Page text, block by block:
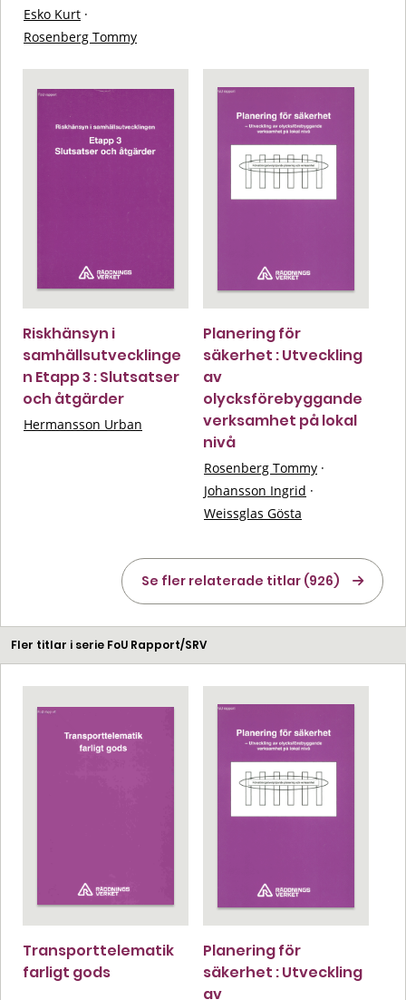
Esko Kurt ·
Rosenberg Tommy
Riskhänsyn i
samhällsutvecklinge
n Etapp 3 : Slutsatser
och åtgärder
Hermansson Urban
Planering för
säkerhet : Utveckling
av
olycksförebyggande
verksamhet på lokal
nivå
Rosenberg Tommy ·
Johansson Ingrid ·
Weissglas Gösta
Se fler relaterade titlar (926)
Fler titlar i serie FoU Rapport/SRV
Transporttelematik
farligt gods
Planering för
säkerhet : Utveckling
av